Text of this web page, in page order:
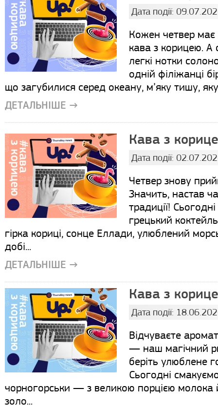
Дата події:
Кожен четвер
кава з корицею. А
легкі нотки
одній філіжанці
що загубилися серед океану, м’яку тишу,
ДЕТАЛЬНІШЕ →
Кава з
Дата події:
Четвер знову
Значить, настав
традиції!
грецький
гірка кориці, сонце Еллади, улюблений
добі...
ДЕТАЛЬНІШЕ →
Кава з
Дата події:
Відчуваєте
— наш магічний
беріть улюблене
Сьогодні
чорногорськи — з великою порцією молока
золо...